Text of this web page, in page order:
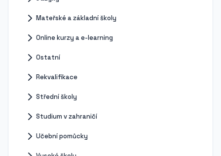
Mateřské a základní školy
Online kurzy a e-learning
Ostatní
Rekvalifikace
Střední školy
Studium v zahraničí
Učební pomůcky